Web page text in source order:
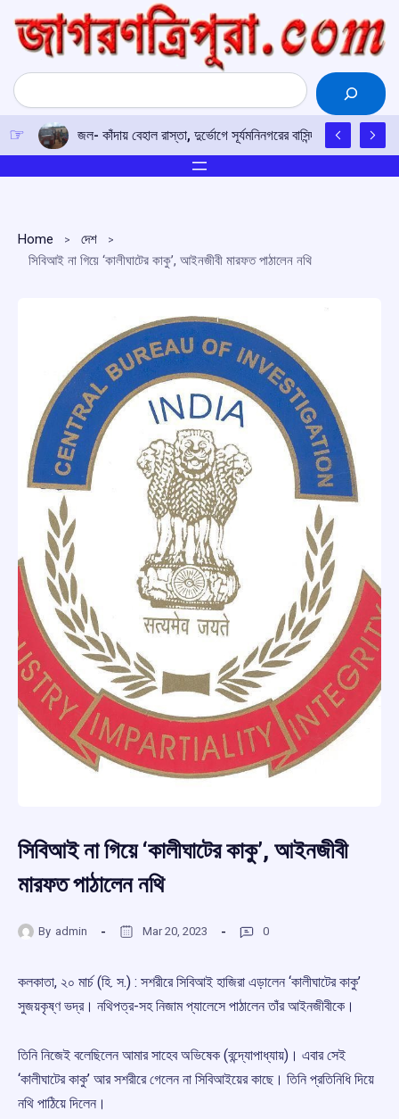
content
Search
জল- কাঁদায় বেহাল রাস্তা, দুর্ভোগে সূর্যমনিনগরের বাসিন্দারা
Home
দেশ
সিবিআই না গিয়ে ‘কালীঘাটের কাকু’, আইনজীবী মারফত পাঠালেন নথি
সিবিআই না গিয়ে ‘কালীঘাটের কাকু’, আইনজীবী
মারফত পাঠালেন নথি
By admin Mar 20, 2023 0
কলকাতা, ২০ মার্চ (হি. স.) : সশরীরে সিবিআই হাজিরা এড়ালেন ‘কালীঘাটের কাকু’
সুজয়কৃষ্ণ ভদ্র। নথিপত্র-সহ নিজাম প্যালেসে পাঠালেন তাঁর আইনজীবীকে।
তিনি নিজেই বলেছিলেন আমার সাহেব অভিষেক (বন্দ্যোপাধ্যায়)। এবার সেই
‘কালীঘাটের কাকু’ আর সশরীরে গেলেন না সিবিআইয়ের কাছে। তিনি প্রতিনিধি দিয়ে
নথি পাঠিয়ে দিলেন।